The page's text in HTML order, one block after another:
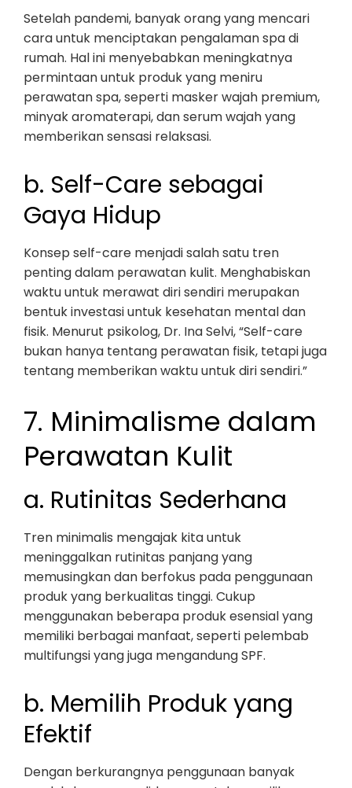
Setelah pandemi, banyak orang yang mencari
cara untuk menciptakan pengalaman spa di
rumah. Hal ini menyebabkan meningkatnya
permintaan untuk produk yang meniru
perawatan spa, seperti masker wajah premium,
minyak aromaterapi, dan serum wajah yang
memberikan sensasi relaksasi.
b. Self-Care sebagai
Gaya Hidup
Konsep self-care menjadi salah satu tren
penting dalam perawatan kulit. Menghabiskan
waktu untuk merawat diri sendiri merupakan
bentuk investasi untuk kesehatan mental dan
fisik. Menurut psikolog, Dr. Ina Selvi, “Self-care
bukan hanya tentang perawatan fisik, tetapi juga
tentang memberikan waktu untuk diri sendiri.”
7. Minimalisme dalam
Perawatan Kulit
a. Rutinitas Sederhana
Tren minimalis mengajak kita untuk
meninggalkan rutinitas panjang yang
memusingkan dan berfokus pada penggunaan
produk yang berkualitas tinggi. Cukup
menggunakan beberapa produk esensial yang
memiliki berbagai manfaat, seperti pelembab
multifungsi yang juga mengandung SPF.
b. Memilih Produk yang
Efektif
Dengan berkurangnya penggunaan banyak